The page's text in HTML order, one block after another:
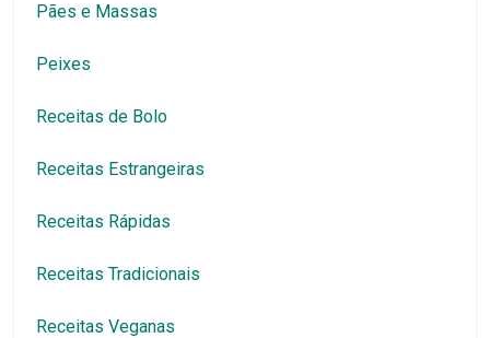
Pães e Massas
Peixes
Receitas de Bolo
Receitas Estrangeiras
Receitas Rápidas
Receitas Tradicionais
Receitas Veganas